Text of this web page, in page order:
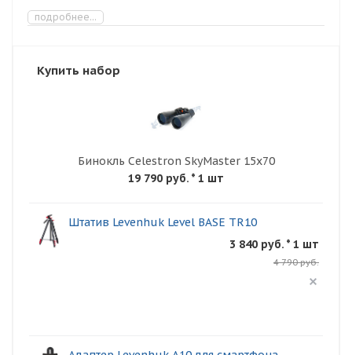
подробнее...
Купить набор
Бинокль Celestron SkyMaster 15x70
19 790 руб. * 1 шт
Штатив Levenhuk Level BASE TR10
3 840 руб. * 1 шт
4 790 руб.